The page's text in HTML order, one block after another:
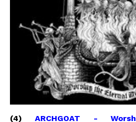
(4)ARCHGOAT -